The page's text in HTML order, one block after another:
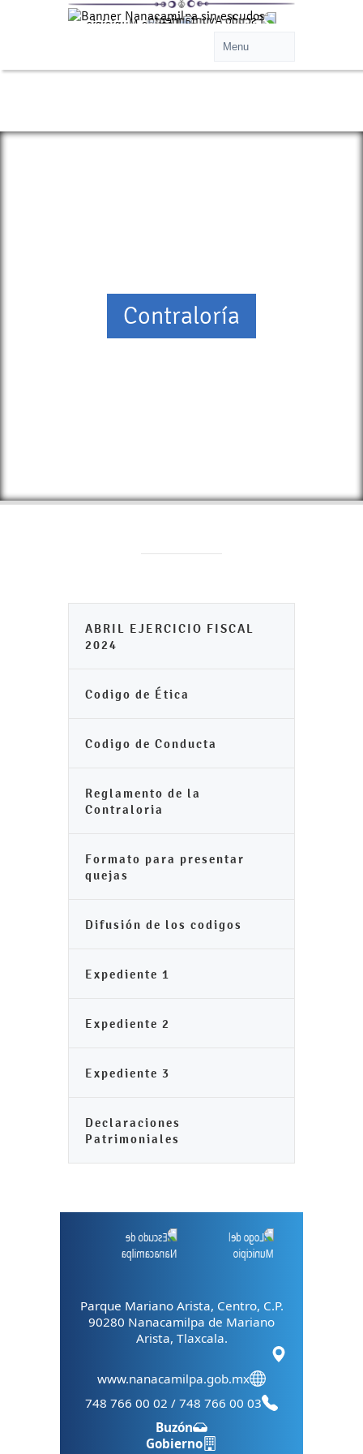
Contraloría
ABRIL EJERCICIO FISCAL
2024
Codigo de Ética
Codigo de Conducta
Reglamento de la
Contraloria
Formato para presentar
quejas
Difusión de los codigos
Expediente 1
Expediente 2
Expediente 3
Declaraciones
Patrimoniales
Parque Mariano Arista, Centro, C.P.
90280 Nanacamilpa de Mariano
Arista, Tlaxcala.
www.nanacamilpa.gob.mx
748 766 00 02 / 748 766 00 03
Buzón
Gobierno